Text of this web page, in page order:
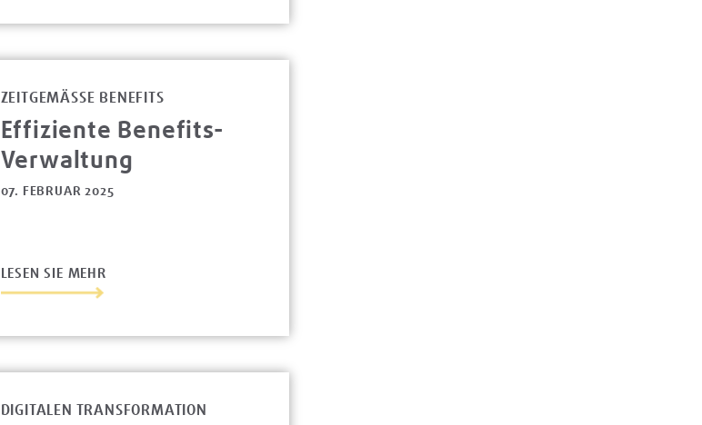
ZEITGEMÄSSE BENEFITS
Effiziente Benefits-
Verwaltung
07. FEBRUAR 2025
LESEN SIE MEHR
DIGITALEN TRANSFORMATION